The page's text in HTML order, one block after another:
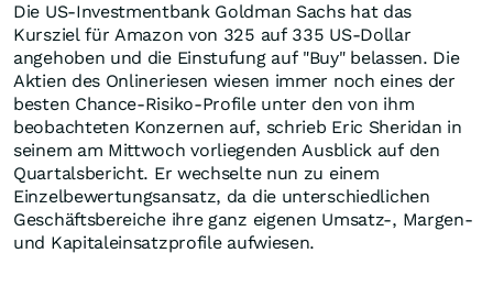
Die US-Investmentbank Goldman Sachs hat das
Kursziel für Amazon von 325 auf 335 US-Dollar
angehoben und die Einstufung auf "Buy" belassen. Die
Aktien des Onlineriesen wiesen immer noch eines der
besten Chance-Risiko-Profile unter den von ihm
beobachteten Konzernen auf, schrieb Eric Sheridan in
seinem am Mittwoch vorliegenden Ausblick auf den
Quartalsbericht. Er wechselte nun zu einem
Einzelbewertungsansatz, da die unterschiedlichen
Geschäftsbereiche ihre ganz eigenen Umsatz-, Margen-
und Kapitaleinsatzprofile aufwiesen.